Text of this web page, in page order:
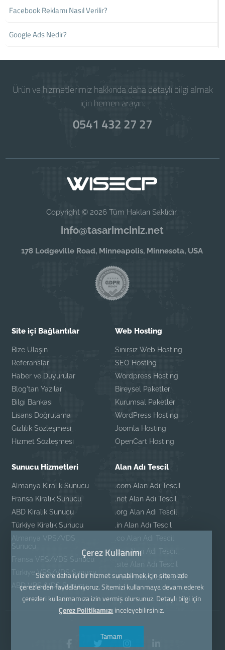
Facebook Reklamı Nasıl Verilir?
Google Ads Nedir?
Ürün ve hizmetlerimiz hakkında daha detaylı bilgi almak
için hemen arayın.
0541 432 27 27
Copyright © 2026 Tüm Hakları Saklıdır.
info@tasarimciniz.net
178 Lodgeville Road, Minneapolis, Minnesota, USA
Site içi Bağlantılar
Bize Ulaşın
Referanslar
Haber ve Duyurular
Blog'tan Yazılar
Bilgi Bankası
Lisans Doğrulama
Gizlilik Sözleşmesi
Hizmet Sözleşmesi
Web Hosting
Sınırsız Web Hosting
SEO Hosting
Wordpress Hosting
Bireysel Paketler
Kurumsal Paketler
WordPress Hosting
Joomla Hosting
OpenCart Hosting
Sunucu Hizmetleri
Almanya Kiralık Sunucu
Fransa Kiralık Sunucu
ABD Kiralık Sunucu
Türkiye Kiralık Sunucu
Almanya VPS/VDS
Sunucu
Fransa VPS/VDS Sunucu
Türkiye VPS/VDS Sunucu
ABD VPS/VDS Sunucu
Alan Adı Tescil
.com Alan Adı Tescil
.net Alan Adı Tescil
.org Alan Adı Tescil
.in Alan Adı Tescil
.co Alan Adı Tescil
.pro Alan Adı Tescil
.site Alan Adı Tescil
.mobi Alan Adı Tescil
Çerez Kullanımı
Sizlere daha iyi bir hizmet sunabilmek için sitemizde
çerezlerden faydalanıyoruz. Sitemizi kullanmaya devam ederek
çerezleri kullanmamıza izin vermiş olursunuz. Detaylı bilgi için
Çerez Politikamızı inceleyebilirsiniz.
Tamam